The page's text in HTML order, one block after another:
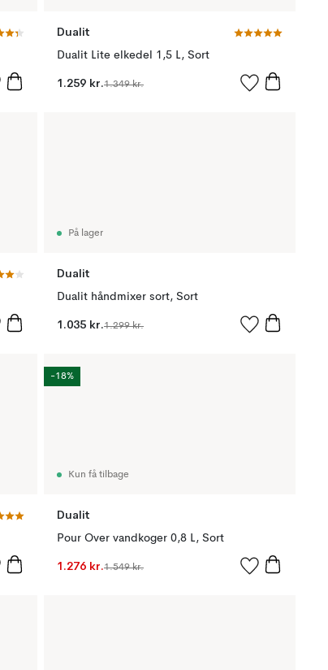
Dualit
Dualit Lite elkedel 1,5 L, Sort
1.259 kr.1.349 kr.
På lager
Dualit
Dualit håndmixer sort, Sort
1.035 kr.1.299 kr.
Kun få tilbage
Dualit
Pour Over vandkoger 0,8 L, Sort
1.276 kr.1.549 kr.
-18%